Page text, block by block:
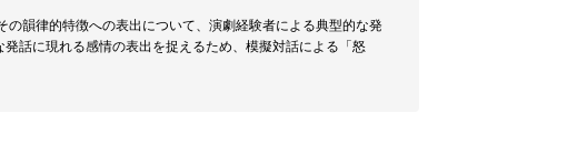
の韻律的特徴への表出について、演劇経験者による典型的な発
話に現れる感情の表出を捉えるため、模擬対話による「怒